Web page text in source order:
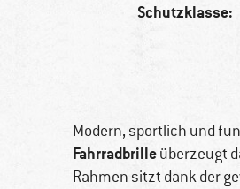
Schutzklasse:
Modern, sportlich und
Fahrradbrilleüberzeugt
Rahmen sitzt dank der